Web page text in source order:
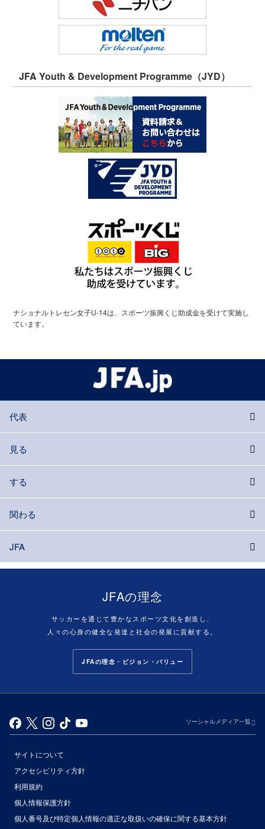
JFA Youth & Development Programme（JYD）
ナショナルトレセン女子U-14は、スポーツ振興くじ助成金を受けて実施し
ています。
代表
見る
する
関わる
JFA
JFAの理念
サッカーを通じて豊かなスポーツ文化を創造し、
人々の心身の健全な発達と社会の発展に貢献する。
JFAの理念・ビジョン・バリュー
ソーシャルメディア一覧
サイトについて
アクセシビリティ方針
利用規約
個人情報保護方針
個人番号及び特定個人情報の適正な取扱いの確保に関する基本方針